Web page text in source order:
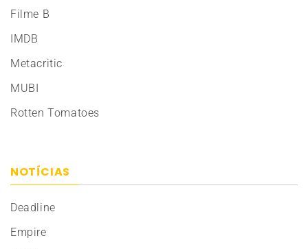
Filme B
IMDB
Metacritic
MUBI
Rotten Tomatoes
NOTÍCIAS
Deadline
Empire